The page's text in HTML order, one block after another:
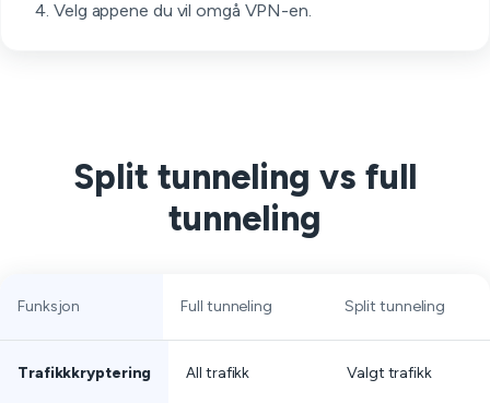
Velg appene du vil omgå VPN-en.
Split tunneling vs full
tunneling
Funksjon Full tunneling Split tunneling
Trafikkkryptering All trafikk Valgt trafikk